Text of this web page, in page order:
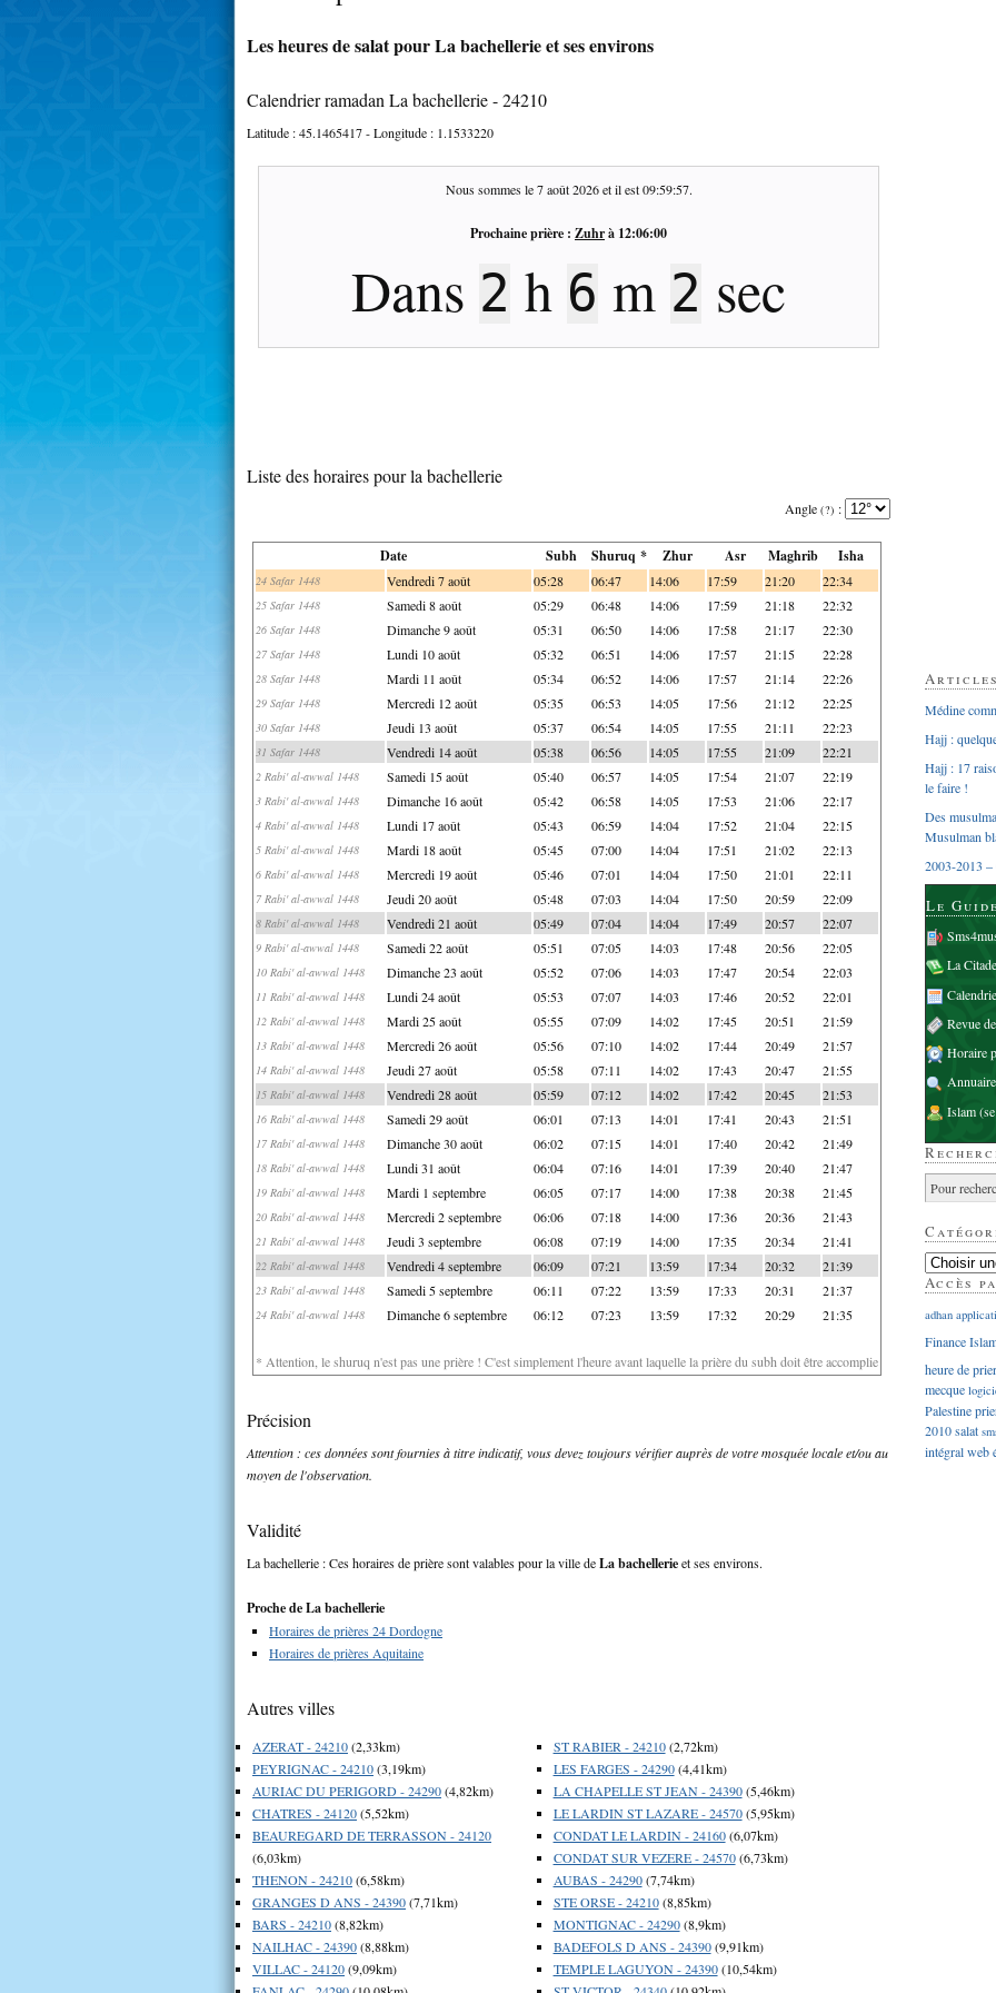
Les heures de salat pour La bachellerie et ses environs
Calendrier ramadan La bachellerie - 24210
Latitude :45.1465417- Longitude : 1.1533220
Nous sommes le7 août 2026et il est09:59:58.
Prochaine prière : Zuhrà 12:06:00
Dans 2 h 6 m 1 sec
Liste des horaires pour la bachellerie
Angle (?) :
Date Subh Shuruq * Zhur Asr Maghrib Isha
24 Safar 1448 Vendredi 7 août 05:28 06:47 14:06 17:59 21:20 22:34
25 Safar 1448 Samedi 8 août 05:29 06:48 14:06 17:59 21:18 22:32
26 Safar 1448 Dimanche 9 août 05:31 06:50 14:06 17:58 21:17 22:30
27 Safar 1448 Lundi 10 août 05:32 06:51 14:06 17:57 21:15 22:28
28 Safar 1448 Mardi 11 août 05:34 06:52 14:06 17:57 21:14 22:26
29 Safar 1448 Mercredi 12 août 05:35 06:53 14:05 17:56 21:12 22:25
30 Safar 1448 Jeudi 13 août 05:37 06:54 14:05 17:55 21:11 22:23
31 Safar 1448 Vendredi 14 août 05:38 06:56 14:05 17:55 21:09 22:21
2 Rabi' al-awwal 1448 Samedi 15 août 05:40 06:57 14:05 17:54 21:07 22:19
3 Rabi' al-awwal 1448 Dimanche 16 août 05:42 06:58 14:05 17:53 21:06 22:17
4 Rabi' al-awwal 1448 Lundi 17 août 05:43 06:59 14:04 17:52 21:04 22:15
5 Rabi' al-awwal 1448 Mardi 18 août 05:45 07:00 14:04 17:51 21:02 22:13
6 Rabi' al-awwal 1448 Mercredi 19 août 05:46 07:01 14:04 17:50 21:01 22:11
7 Rabi' al-awwal 1448 Jeudi 20 août 05:48 07:03 14:04 17:50 20:59 22:09
8 Rabi' al-awwal 1448 Vendredi 21 août 05:49 07:04 14:04 17:49 20:57 22:07
9 Rabi' al-awwal 1448 Samedi 22 août 05:51 07:05 14:03 17:48 20:56 22:05
10 Rabi' al-awwal 1448 Dimanche 23 août 05:52 07:06 14:03 17:47 20:54 22:03
11 Rabi' al-awwal 1448 Lundi 24 août 05:53 07:07 14:03 17:46 20:52 22:01
12 Rabi' al-awwal 1448 Mardi 25 août 05:55 07:09 14:02 17:45 20:51 21:59
13 Rabi' al-awwal 1448 Mercredi 26 août 05:56 07:10 14:02 17:44 20:49 21:57
14 Rabi' al-awwal 1448 Jeudi 27 août 05:58 07:11 14:02 17:43 20:47 21:55
15 Rabi' al-awwal 1448 Vendredi 28 août 05:59 07:12 14:02 17:42 20:45 21:53
16 Rabi' al-awwal 1448 Samedi 29 août 06:01 07:13 14:01 17:41 20:43 21:51
17 Rabi' al-awwal 1448 Dimanche 30 août 06:02 07:15 14:01 17:40 20:42 21:49
18 Rabi' al-awwal 1448 Lundi 31 août 06:04 07:16 14:01 17:39 20:40 21:47
19 Rabi' al-awwal 1448 Mardi 1 septembre 06:05 07:17 14:00 17:38 20:38 21:45
20 Rabi' al-awwal 1448 Mercredi 2 septembre 06:06 07:18 14:00 17:36 20:36 21:43
21 Rabi' al-awwal 1448 Jeudi 3 septembre 06:08 07:19 14:00 17:35 20:34 21:41
22 Rabi' al-awwal 1448 Vendredi 4 septembre 06:09 07:21 13:59 17:34 20:32 21:39
23 Rabi' al-awwal 1448 Samedi 5 septembre 06:11 07:22 13:59 17:33 20:31 21:37
24 Rabi' al-awwal 1448 Dimanche 6 septembre 06:12 07:23 13:59 17:32 20:29 21:35
* Attention, le shuruq n'est pas une prière ! C'est simplement l'heure avant laquelle la prière du subh doit être accomplie
Précision
Attention : ces données sont fournies à titre indicatif, vous devez toujours vérifier auprès de votre mosquée locale et/ou au
moyen de l'observation.
Validité
La bachellerie : Ces horaires de prière sont valables pour la ville deLa bachellerieet ses environs.
Proche de La bachellerie
Horaires de prières 24 Dordogne
Horaires de prières Aquitaine
Autres villes
AZERAT - 24210(2,33km)
PEYRIGNAC - 24210(3,19km)
AURIAC DU PERIGORD - 24290(4,82km)
CHATRES - 24120(5,52km)
BEAUREGARD DE TERRASSON - 24120
(6,03km)
THENON - 24210(6,58km)
GRANGES D ANS - 24390(7,71km)
BARS - 24210(8,82km)
NAILHAC - 24390(8,88km)
VILLAC - 24120(9,09km)
ST RABIER - 24210(2,72km)
LES FARGES - 24290(4,41km)
LA CHAPELLE ST JEAN - 24390(5,46km)
LE LARDIN ST LAZARE - 24570(5,95km)
CONDAT LE LARDIN - 24160(6,07km)
CONDAT SUR VEZERE - 24570(6,73km)
AUBAS - 24290(7,74km)
STE ORSE - 24210(8,85km)
MONTIGNAC - 24290(8,9km)
BADEFOLS D ANS - 24390(9,91km)
TEMPLE LAGUYON - 24390(10,54km)
Médine
Hajj :
Hajj : 17
le faire !
Des
Musulman
2003-2013 –
Le
La
Revue
Horaire
Islam
Accès
adhan
Finance
heure de
mecque
Palestine
2010salat
intégralweb